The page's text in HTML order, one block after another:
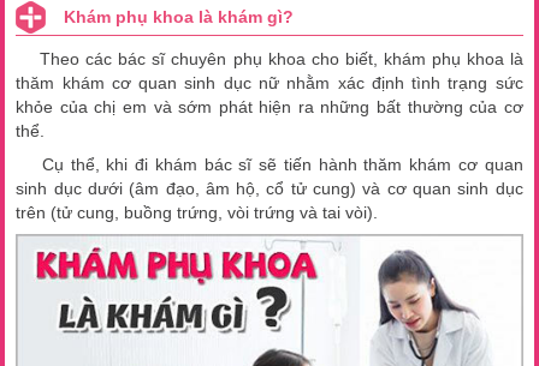
Khám phụ khoa là khám gì?
Theo các bác sĩ chuyên phụ khoa cho biết, khám phụ khoa là
thăm khám cơ quan sinh dục nữ nhằm xác định tình trạng sức
khỏe của chị em và sớm phát hiện ra những bất thường của cơ
thể.
Cụ thể, khi đi khám bác sĩ sẽ tiến hành thăm khám cơ quan
sinh dục dưới (âm đạo, âm hộ, cổ tử cung) và cơ quan sinh dục
trên (tử cung, buồng trứng, vòi trứng và tai vòi).